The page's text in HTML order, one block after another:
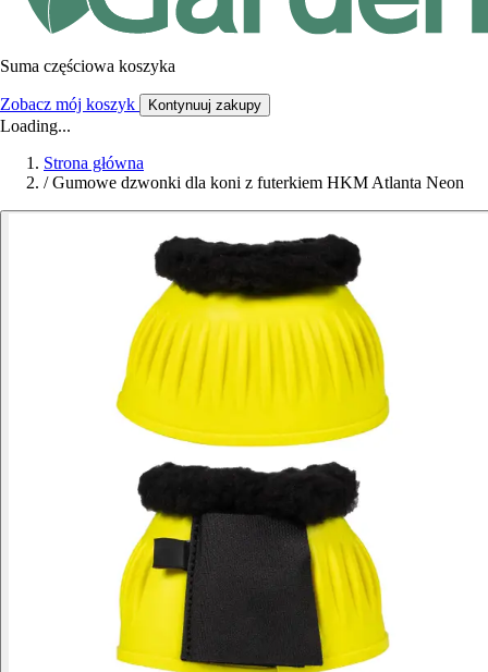
Suma częściowa koszyka
Zobacz mój koszyk Kontynuuj zakupy
Loading...
Strona główna
/ Gumowe dzwonki dla koni z futerkiem HKM Atlanta Neon